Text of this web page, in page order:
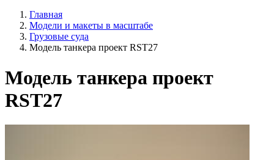
Главная
Модели и макеты в масштабе
Грузовые суда
Модель танкера проект RST27
Модель танкера проект
RST27